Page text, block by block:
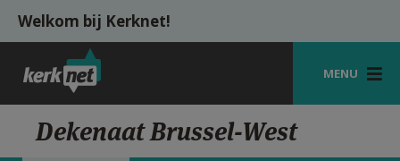
Overslaan en naar de inhoud gaan
Welkom bij Kerknet!
MENU
STARTPAGINA
Dekenaat Brussel-West